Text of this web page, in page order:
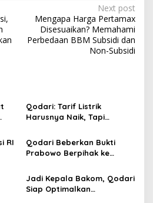
Next post
Mengapa Harga Pertamax
Disesuaikan? Memahami
Perbedaan BBM Subsidi dan
Non-Subsidi
Qodari: Tarif Listrik
Harusnya Naik, Tapi
Beli Masyarakat
RI
Qodari Beberkan Bukti
Prabowo Berpihak ke
Turun hingga
Kesejahteraan Petani
Meningkat
Jadi Kepala Bakom, Qodari
Siap Optimalkan